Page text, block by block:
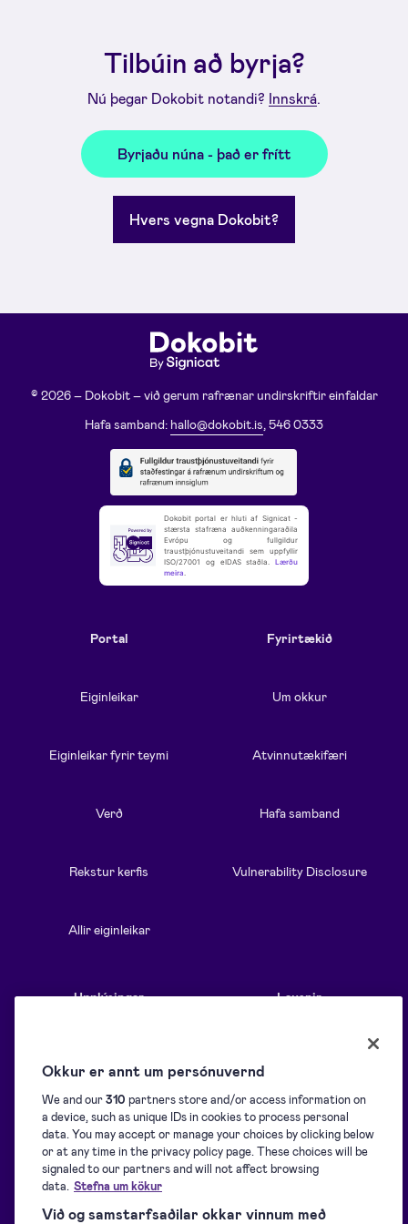
Tilbúin að byrja?
Nú þegar Dokobit notandi? Innskrá.
Byrjaðu núna - það er frítt
Hvers vegna Dokobit?
© 2026 – Dokobit – við gerum rafrænar undirskriftir einfaldar
Hafa samband: hallo@dokobit.is, 546 0333
Dokobit portal er hluti af Signicat -
stærsta stafræna auðkenningaraðila
Evrópu og fullgildur
traustþjónustuveitandi sem uppfyllir
ISO/27001 og eIDAS staðla. Lærðu
meira
Portal
Eiginleikar
Eiginleikar fyrir teymi
Verð
Rekstur kerfis
Allir eiginleikar
Fyrirtækið
Um okkur
Atvinnutækifæri
Hafa samband
Vulnerability Disclosure
Upplýsingar
Hjálparsíður
Niðurhal
Lausnir
Öflun undirskrifta
Undirritun
Okkur er annt um persónuvernd
We and our310 partners store and/or access information on
a device, such as unique IDs in cookies to process personal
data. You may accept or manage your choices by clicking below
or at any time in the privacy policy page. These choices will be
signaled to our partners and will not affect browsing
data. Stefna um kökur
Við og samstarfsaðilar okkar vinnum með